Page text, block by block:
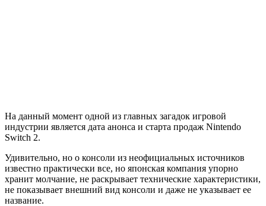
На данный момент одной из главных загадок игровой
индустрии является дата анонса и старта продаж Nintendo
Switch 2.
Удивительно, но о консоли из неофициальных источников
известно практически все, но японская компания упорно
хранит молчание, не раскрывает технические характеристики,
не показывает внешний вид консоли и даже не указывает ее
название.